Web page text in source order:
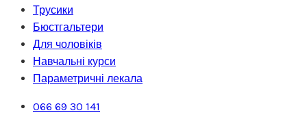
Трусики
Бюстгальтери
Для чоловіків
Навчальні курси
Параметричні лекала
066 69 30 141